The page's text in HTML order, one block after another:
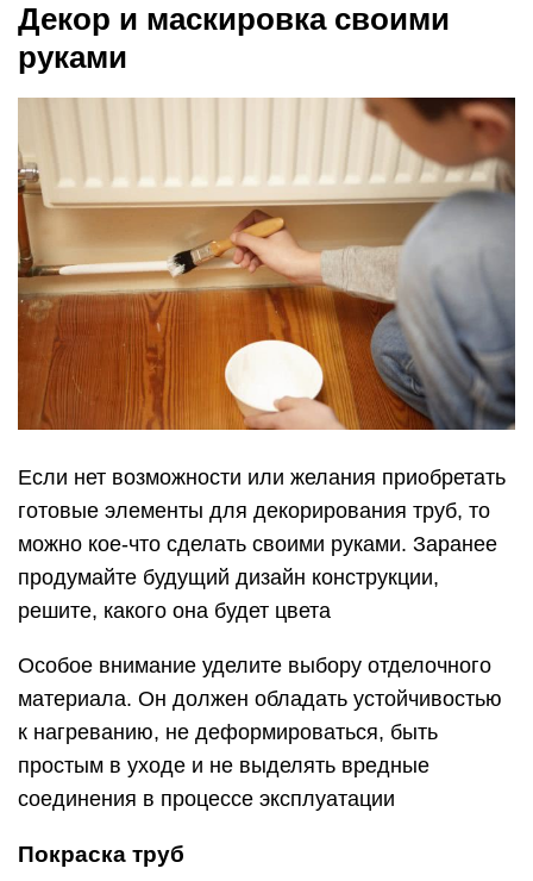
Декор и маскировка своими
руками
Если нет возможности или желания приобретать
готовые элементы для декорирования труб, то
можно кое-что сделать своими руками. Заранее
продумайте будущий дизайн конструкции,
решите, какого она будет цвета
Особое внимание уделите выбору отделочного
материала. Он должен обладать устойчивостью
к нагреванию, не деформироваться, быть
простым в уходе и не выделять вредные
соединения в процессе эксплуатации
Покраска труб